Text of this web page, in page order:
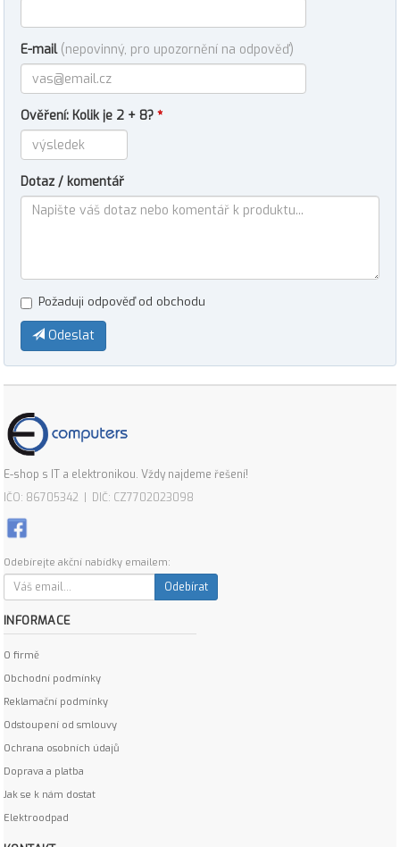
E-mail (nepovinný, pro upozornění na odpověď)
Ověření: Kolik je 2 + 8? *
Dotaz / komentář
Požaduji odpověď od obchodu
Odeslat
E-shop s IT a elektronikou. Vždy najdeme řešení!
IČO: 86705342 | DIČ: CZ7702023098
Odebírejte akční nabídky emailem:
Odebírat
INFORMACE
O firmě
Obchodní podmínky
Reklamační podmínky
Odstoupení od smlouvy
Ochrana osobních údajů
Doprava a platba
Jak se k nám dostat
Elektroodpad